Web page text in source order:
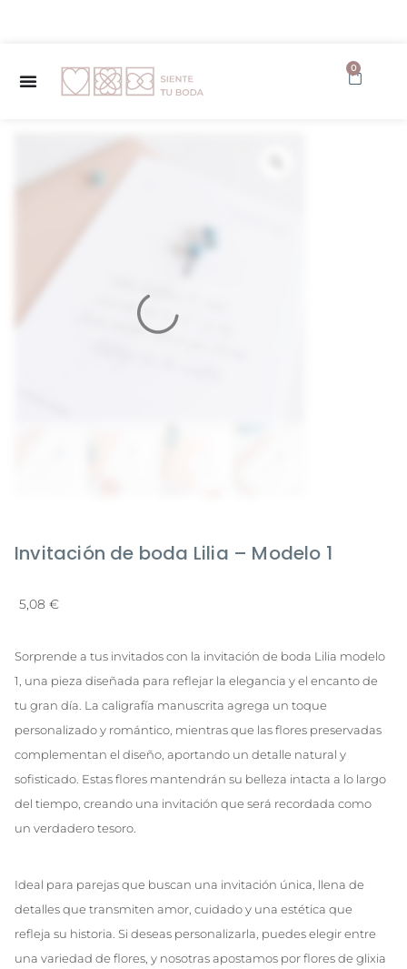
0
Invitación de boda Lilia – Modelo 1
5,08 €
Sorprende a tus invitados con la invitación de boda Lilia modelo
1, una pieza diseñada para reflejar la elegancia y el encanto de
tu gran día. La caligrafía manuscrita agrega un toque
personalizado y romántico, mientras que las flores preservadas
complementan el diseño, aportando un detalle natural y
sofisticado. Estas flores mantendrán su belleza intacta a lo largo
del tiempo, creando una invitación que será recordada como
un verdadero tesoro.
Ideal para parejas que buscan una invitación única, llena de
detalles que transmiten amor, cuidado y una estética que
refleja su historia. Si deseas personalizarla, puedes elegir entre
una variedad de flores, y nosotras apostamos por flores de glixia